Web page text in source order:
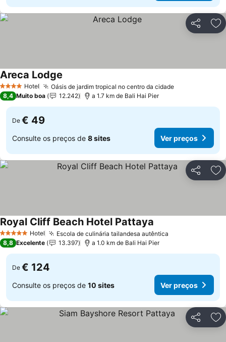
Partilhar
4 EstrelasHotel Oásis de jardim tropical no centro da cidade
Areca Lodge
8,4 Muito boa 12.242 a 1.7 km de Bali Hai Pier
De € 49
Consulte os preços de 8 sites Ver preços
Partilhar
5 Estrelas Hotel Escola de culinária tailandesa autêntica
Royal Cliff Beach Hotel Pattaya
8,8 Excelente 13.397 a 1.0 km de Bali Hai Pier
De € 124
Consulte os preços de 10 sites Ver preços
Partilhar